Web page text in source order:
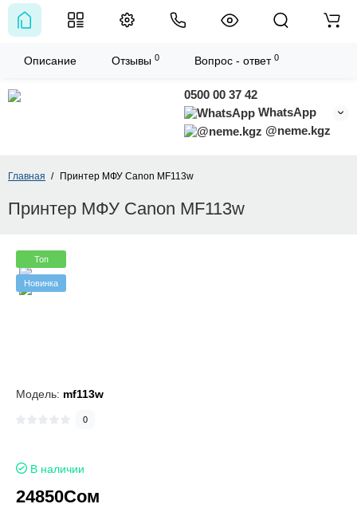
0500 00 37 42
WhatsApp
@neme.kgz
Главная Принтер МФУ Canon MF113w
Принтер МФУ Canon MF113w
Топ
Новинка
Модель: mf113w
0
В наличии
24850Сом
Описание Отзывы 0 Вопрос - ответ 0